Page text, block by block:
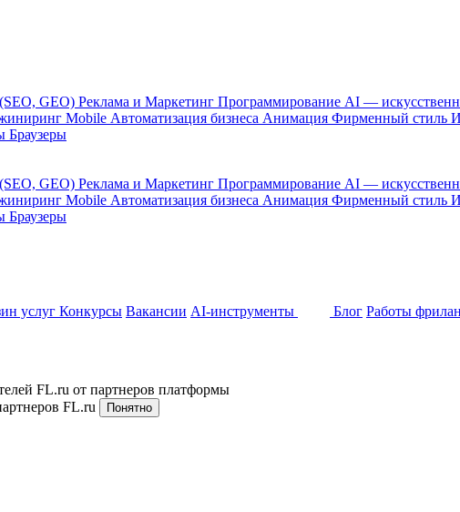
GEO) Реклама и Маркетинг Программирование AI —
Mobile Автоматизация бизнеса Анимация Фирменный стиль
Браузеры
GEO) Реклама и Маркетинг Программирование AI —
Mobile Автоматизация бизнеса Анимация Фирменный стиль
Браузеры
услуг Конкурсы Вакансии AI-инструменты Блог Работы
FL.ru от партнеров платформы
FL.ru
Понятно